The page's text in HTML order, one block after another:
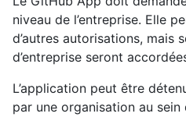
niveau de l’entreprise. Elle
d’autres autorisations, mais
d’entreprise seront
L’application peut être
par une organisation au